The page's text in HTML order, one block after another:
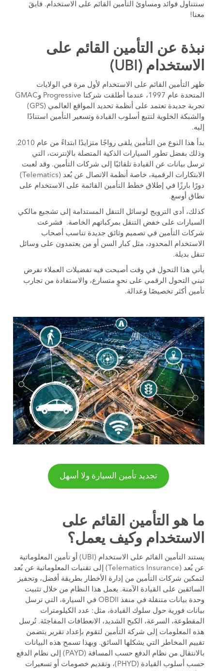
سنتناول فوائد ومساوئ التأمين القائم على الاستخدام. فابقَ
معنا!
نبذة عن التأمين القائم على
الاستخدام (UBI)
ظهر التأمين القائم على الاستخدام لأول مرة في الولايات
المتحدة عام 1997، عندما أطلقت شركتا Progressive وGMAC
تجربة جديدة تعتمد على أنظمة تحديد المواقع العالمي (GPS)
والشبكة الخلوية لتتبع أسلوب القيادة وتسعير التأمين استنادًا
إليه.
بدأ هذا النوع من التأمين يلقى رواجًا متزايدًا ابتداءً من عام 2010.
وذلك بفضل تطور السيارات الذكية المتصلة بالإنترنت، التي
ترسل بيانات عن القيادة تلقائيًا إلى شركات التأمين. وقد لعبت
الابتكارات الرقمية، خاصة أنظمة الاتصال عن بُعد (Telematics)
دورًا بارزًا في إطلاق خطط التأمين القائمة على الاستخدام على
نطاق أوسع.
كذلك، أدى الترويج لوسائل التنقل المستدامة إلى تشجيع مالكي
السيارات على خفض التنقل بمركباتهم الخاصة. فشرعت
شركات التأمين في تصميم وثائق جديدة تناسب أصحاب
الاستخدام المحدود، مثل كبار السن أو من يعتمدون على وسائل
تنقل بديلة.
يأتي هذا التحول في وقت أصبحت فيه تفضيلات العملاء تفرض
تبني التحول الرقمي على نحوٍ متسارع، والاستفادة من تجارب
تأمين أكثر تخصيصًا وعدالة.
تجديد تأمين السيارة ولا أسهل
ما هو التأمين القائم على
الاستخدام وكيف يعمل؟
يستند التأمين القائم على الاستخدام (UBI) أو تأمين المعلوماتية
عن بُعد (Telematics Insurance) إلى تقنيات المعلوماتية عن بُعد
لتمكين شركات التأمين من إدارة الأخطار بطريقة أفضل، وتحفيز
السائقين على القيادة الآمنة. يعمل هذا النظام من خلال تثبيت
وحدة بيانات متنقلة في منفذ OBDII في السيارة، التي ترسل
بيانات فورية حول سلوك القيادة، مثل: عدد الكيلومترات
المقطوعة، السرعة، الكبح الشديد، الانعطافات المفاجئة. تُرسل
هذه المعلومات إلى شركة التأمين لتقوم بإعداد تقرير يتضمن
تقييم المخاطر التي يشكلها السائق. وبهذا تسمح هذه البيانات
بالانتقال من نظام الدفع حسب المسافة (PAYD) إلى نظام الدفع
حسب أسلوب القيادة (PHYD)، وتقديم خصومات أو تسعيرات